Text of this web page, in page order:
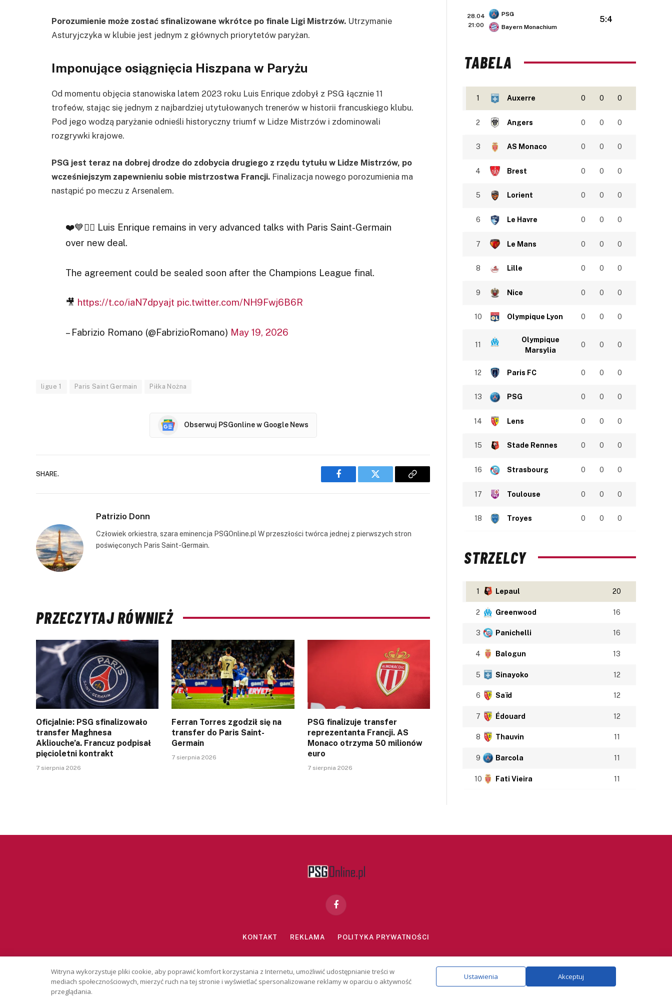
Porozumienie może zostać sfinalizowane wkrótce po finale Ligi Mistrzów. Utrzymanie
Asturyjczyka w klubie jest jednym z głównych priorytetów paryżan.
Imponujące osiągnięcia Hiszpana w Paryżu
Od momentu objęcia stanowiska latem 2023 roku Luis Enrique zdobył z PSG łącznie 11
trofeów, stając się jednym z najbardziej utytułowanych trenerów w historii francuskiego klubu.
Pod jego wodzą paryżanie odnieśli historyczny triumf w Lidze Mistrzów i zdominowali
rozgrywki krajowe.
PSG jest teraz na dobrej drodze do zdobycia drugiego z rzędu tytułu w Lidze Mistrzów, po
wcześniejszym zapewnieniu sobie mistrzostwa Francji. Finalizacja nowego porozumienia ma
nastąpić po meczu z Arsenalem.
❤️💙✍🏼 Luis Enrique remains in very advanced talks with Paris Saint-Germain
over new deal.
The agreement could be sealed soon after the Champions League final.
🎥 https://t.co/iaN7dpyajt pic.twitter.com/NH9Fwj6B6R
– Fabrizio Romano (@FabrizioRomano) May 19, 2026
ligue 1 Paris Saint Germain Piłka Nożna
Obserwuj PSGonline w Google News
SHARE.
Facebook Twitter
Copy
Patrizio Donn
Człowiek orkiestra, szara eminencja PSGOnline.pl W przeszłości twórca jednej z pierwszych stron
poświęconych Paris Saint-Germain.
PRZECZYTAJ RÓWNIEŻ
Oficjalnie: PSG sfinalizowało
transfer Maghnesa
Akliouche’a. Francuz podpisał
pięcioletni kontrakt
7 sierpnia 2026
Ferran Torres zgodził się na
transfer do Paris Saint-
Germain
7 sierpnia 2026
PSG finalizuje transfer
reprezentanta Francji. AS
Monaco otrzyma 50 milionów
euro
7 sierpnia 2026
28.04
21:00
PSG
Bayern Monachium
5:4
TABELA
1 Auxerre 0 0 0
2 Angers 0 0 0
3 AS Monaco 0 0 0
4 Brest 0 0 0
5 Lorient 0 0 0
6 Le Havre 0 0 0
7 Le Mans 0 0 0
8 Lille 0 0 0
9 Nice 0 0 0
10 Olympique Lyon 0 0 0
11
Olympique
Marsylia
0 0 0
12 Paris FC 0 0 0
13 PSG 0 0 0
14 Lens 0 0 0
15 Stade Rennes 0 0 0
16 Strasbourg 0 0 0
17 Toulouse 0 0 0
18 Troyes 0 0 0
STRZELCY
1 Lepaul 20
2 Greenwood 16
3 Panichelli 16
4 Balogun 13
5 Sinayoko 12
6 Saïd 12
7 Édouard 12
8 Thauvin 11
9 Barcola 11
10 Fati Vieira 11
Facebook
KONTAKT REKLAMA POLITYKA PRYWATNOŚCI
Copyright © 2026 PSGonline.pl
Witryna wykorzystuje pliki cookie, aby poprawić komfort korzystania z Internetu, umożliwić udostępnianie treści w
mediach społecznościowych, mierzyć ruch na tej stronie i wyświetlać spersonalizowane reklamy w oparciu o aktywność
przeglądania.
Ustawienia Akceptuj